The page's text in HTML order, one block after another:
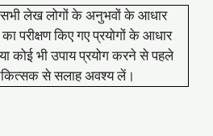
लेख लोगों के अनुभवों के आधार
परीक्षण किए गए प्रयोगों के आधार
कोई भी उपाय प्रयोग करने से पहले
से सलाह अवश्य लें।